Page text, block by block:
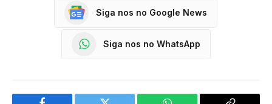
Siga nos no Google News
Siga nos no WhatsApp